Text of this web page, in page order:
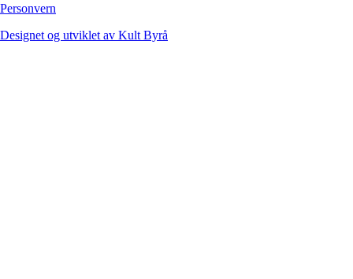
Personvern
Designet og utviklet av Kult Byrå